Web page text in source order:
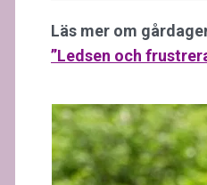
Läs mer om
”Ledsen och